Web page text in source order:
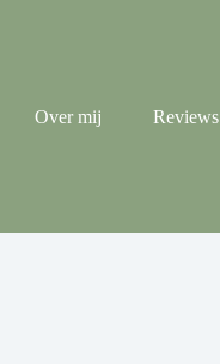
Over mij Reviews